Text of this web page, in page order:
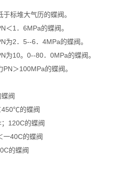
标堆大气历的蝶阀。
＜1．6MPa的蝶阀。
为2．5--6．4MPa的蝶阀。
为10。0--80．0MPa的蝶阀。
＞100MPa的蝶阀。
阀
450℃的蝶阀
120C的蝶阀
一40C的蝶阀
的蝶阀